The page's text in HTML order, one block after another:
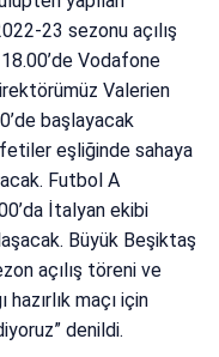
23 sezonu açılış
Vodafone
Valerien
başlayacak
eşliğinde sahaya
Futbol A
İtalyan ekibi
Büyük Beşiktaş
açılış töreni ve
maçı için
denildi.